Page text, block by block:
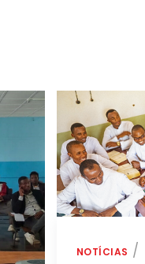
NOTÍCIAS